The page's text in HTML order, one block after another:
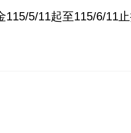
5/11起至115/6/11